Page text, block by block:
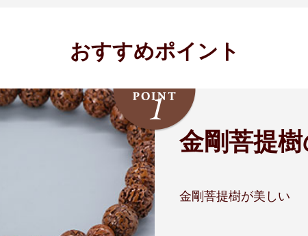
おすすめポイント
金剛菩提
金剛菩提樹が美しい